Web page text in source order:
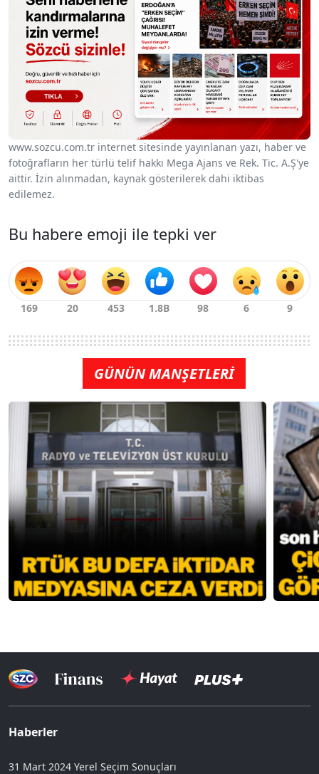
www.sozcu.com.tr internet sitesinde yayınlanan yazı, haber ve
fotoğrafların her türlü telif hakkı Mega Ajans ve Rek. Tic. A.Ş'ye
aittir. İzin alınmadan, kaynak gösterilerek dahi iktibas
edilemez.
Bu habere emoji ile tepki ver
GÜNÜN MANŞETLERİ
Haberler
31 Mart 2024 Yerel Seçim Sonuçları